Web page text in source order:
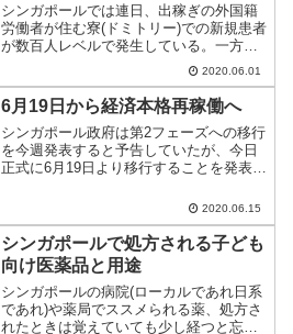
シンガポールでは連日、出稼ぎの外国籍
労働者が住む寮(ドミトリー)での新規患者
が数百人レベルで発生している。一方、
ローカルケースは調査後初の0となった。
2020.06.01
6月19日から経済本格再稼働へ
シンガポール政府は第2フェーズへの移行
を今週発表すると予告していたが、今日
正式に6月19日より移行することを発表。
2020.06.15
シンガポールで処方される子ども
向け医薬品と用途
シンガポールの病院(ローカルであれ日系
であれ)や薬局でススメられる薬、処方さ
れたときは覚えていても少し経つと忘れ